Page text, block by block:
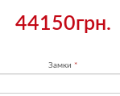
44150грн.
Замки